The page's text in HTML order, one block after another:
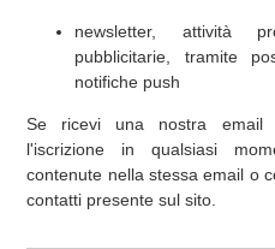
newsletter, attività
pubblicitarie, tramite
notifiche push
Se ricevi una nostra email
l'iscrizione in qualsiasi
contenute nella stessa email o
contatti presente sul sito.